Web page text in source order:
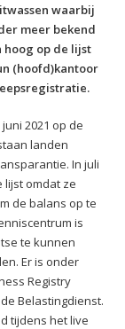
waarbij
meer bekend
op de lijst
(hoofd)kantoor
2021 op de
landen
In juli
lijst omdat ze
de balans op te
is
te kunnen
Er is onder
Registry
Belastingdienst.
tijdens het live